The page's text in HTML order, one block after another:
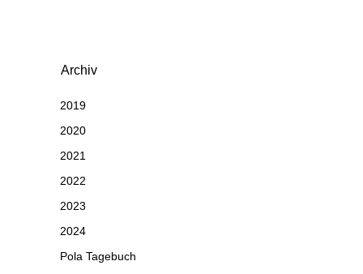
Archiv
2019
2020
2021
2022
2023
2024
Pola Tagebuch